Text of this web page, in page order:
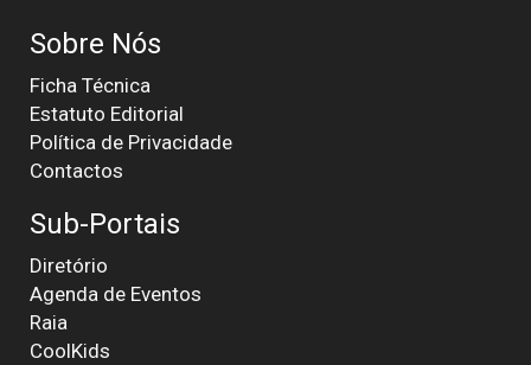
Sobre Nós
Ficha Técnica
Estatuto Editorial
Política de Privacidade
Contactos
Sub-Portais
Diretório
Agenda de Eventos
Raia
CoolKids